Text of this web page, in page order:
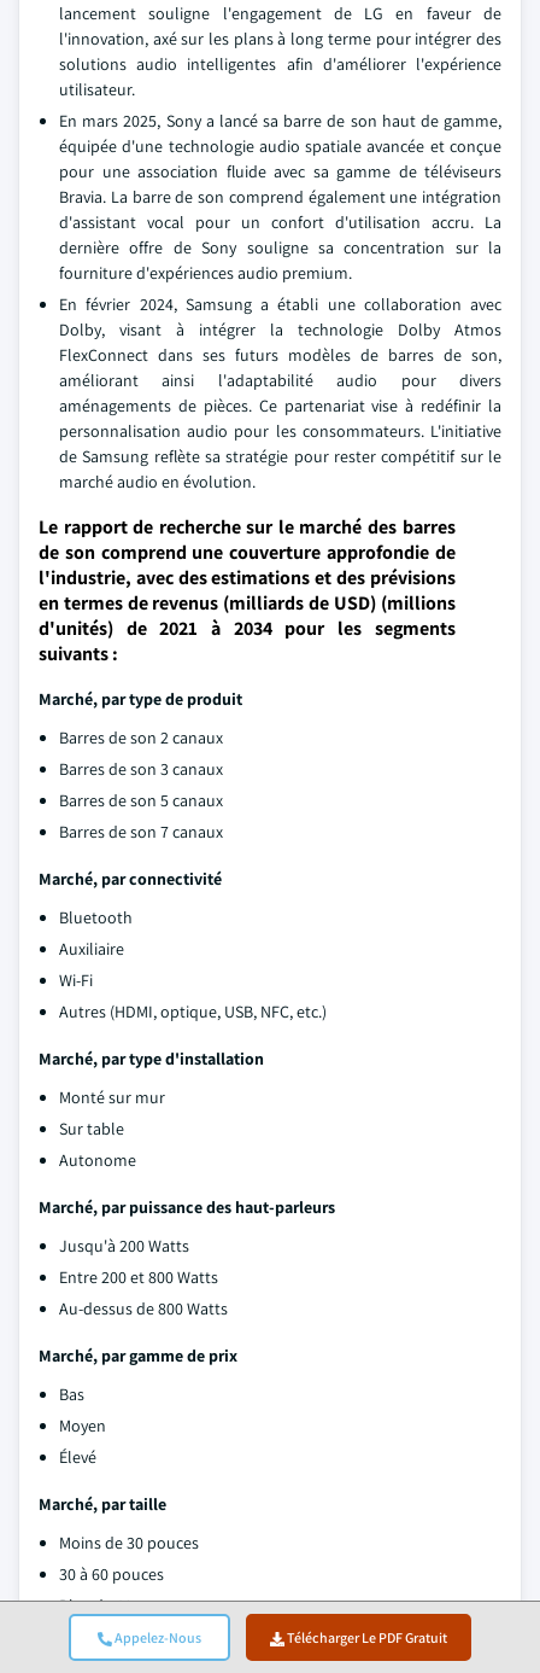
Appelez-Nous Télécharger Le PDF Gratuit
lancement souligne l'engagement de LG en faveur de
l'innovation, axé sur les plans à long terme pour intégrer des
solutions audio intelligentes afin d'améliorer l'expérience
utilisateur.
En mars 2025, Sony a lancé sa barre de son haut de gamme,
équipée d'une technologie audio spatiale avancée et conçue
pour une association fluide avec sa gamme de téléviseurs
Bravia. La barre de son comprend également une intégration
d'assistant vocal pour un confort d'utilisation accru. La
dernière offre de Sony souligne sa concentration sur la
fourniture d'expériences audio premium.
En février 2024, Samsung a établi une collaboration avec
Dolby, visant à intégrer la technologie Dolby Atmos
FlexConnect dans ses futurs modèles de barres de son,
améliorant ainsi l'adaptabilité audio pour divers
aménagements de pièces. Ce partenariat vise à redéfinir la
personnalisation audio pour les consommateurs. L'initiative
de Samsung reflète sa stratégie pour rester compétitif sur le
marché audio en évolution.
Le rapport de recherche sur le marché des barres
de son comprend une couverture approfondie de
l'industrie, avec des estimations et des prévisions
en termes de revenus (milliards de USD) (millions
d'unités) de 2021 à 2034 pour les segments
suivants :
Marché, par type de produit
Barres de son 2 canaux
Barres de son 3 canaux
Barres de son 5 canaux
Barres de son 7 canaux
Marché, par connectivité
Bluetooth
Auxiliaire
Wi-Fi
Autres (HDMI, optique, USB, NFC, etc.)
Marché, par type d'installation
Monté sur mur
Sur table
Autonome
Marché, par puissance des haut-parleurs
Jusqu'à 200 Watts
Entre 200 et 800 Watts
Au-dessus de 800 Watts
Marché, par gamme de prix
Bas
Moyen
Élevé
Marché, par taille
Moins de 30 pouces
30 à 60 pouces
Plus de 60 pouces
Marché, par application